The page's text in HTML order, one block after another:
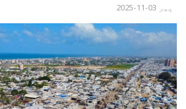
پیر 03-11-2025